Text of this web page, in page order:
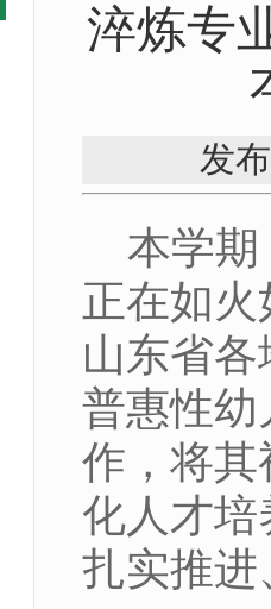
淬炼专
发
本学期
正在如
山东省
普惠性幼
作，将其
化人才
扎实推进